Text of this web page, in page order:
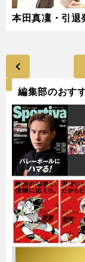
本田真凜・引退
編集部のおす